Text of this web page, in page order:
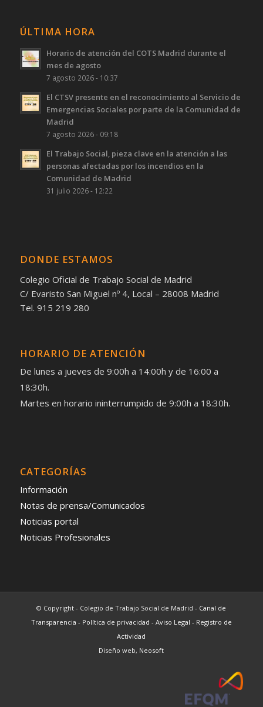
ÚLTIMA HORA
Horario de atención del COTS Madrid durante el
mes de agosto
7 agosto 2026 - 10:37
El CTSV presente en el reconocimiento al Servicio de
Emergencias Sociales por parte de la Comunidad de
Madrid
7 agosto 2026 - 09:18
El Trabajo Social, pieza clave en la atención a las
personas afectadas por los incendios en la
Comunidad de Madrid
31 julio 2026 - 12:22
DONDE ESTAMOS
Colegio Oficial de Trabajo Social de Madrid
C/ Evaristo San Miguel nº 4, Local – 28008 Madrid
Tel. 915 219 280
HORARIO DE ATENCIÓN
De lunes a jueves de 9:00h a 14:00h y de 16:00 a
18:30h.
Martes en horario ininterrumpido de 9:00h a 18:30h.
CATEGORÍAS
Información
Notas de prensa/Comunicados
Noticias portal
Noticias Profesionales
© Copyright - Colegio de Trabajo Social de Madrid - Canal de
Transparencia - Política de privacidad - Aviso Legal - Registro de
Actividad
Diseño web, Neosoft